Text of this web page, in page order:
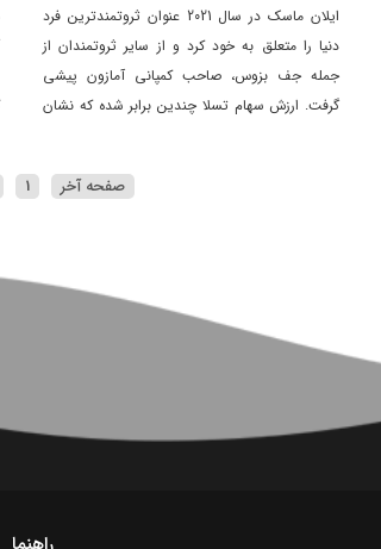
ایلان ماسک در سال 2021 عنوان ثروتمندترین فرد
دنیا را متعلق به خود کرد و از سایر ثروتمندان از
جمله جف بزوس، صاحب کمپانی آمازون پیشی
گرفت. ارزش سهام تسلا چندین برابر شده که نشان
صفحه آخر 1